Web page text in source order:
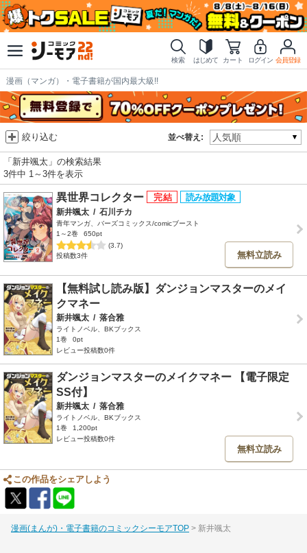
検索 はじめて カート ログイン 会員登録
漫画（マンガ）・電子書籍が国内最大級!!
並べ替え:
絞り込む
「新井颯太」の検索結果
3件中 1～3件を表示
異世界コレクター
新井颯太 / 石川チカ
青年マンガ、バーズコミックス/comicブースト
1～2巻
650pt
(3.7)
投稿数3件
無料立読み
【無料試し読み版】ダンジョンマスターのメイ
クマネー
新井颯太 / 落合雅
ライトノベル、BKブックス
1巻
0pt
レビュー投稿数0件
ダンジョンマスターのメイクマネー 【電子限定
SS付】
新井颯太 / 落合雅
ライトノベル、BKブックス
1巻
1,200pt
レビュー投稿数0件
無料立読み
この作品をシェアしよう
漫画(まんが)・電子書籍のコミックシーモアTOP 新井颯太